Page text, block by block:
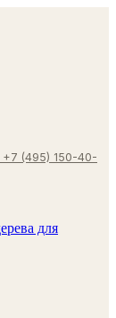
+7 (495) 150-40-